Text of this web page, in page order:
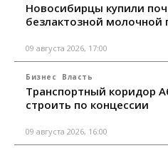
Новосибирцы купили
безлактозной молочной
09 августа 2026, 17:00
Бизнес Власть
Транспортный коридор
строить по концессии
09 августа 2026, 16:00